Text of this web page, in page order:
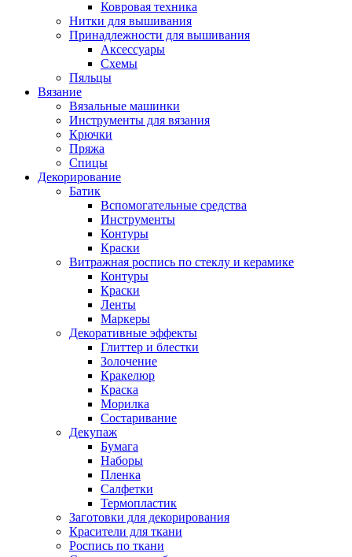
Ковровая техника
Нитки для вышивания
Принадлежности для вышивания
Аксессуары
Схемы
Пяльцы
Вязание
Вязальные машинки
Инструменты для вязания
Крючки
Пряжа
Спицы
Декорирование
Батик
Вспомогательные средства
Инструменты
Контуры
Краски
Витражная роспись по стеклу и керамике
Контуры
Краски
Ленты
Маркеры
Декоративные эффекты
Глиттер и блестки
Золочение
Кракелюр
Краска
Морилка
Состаривание
Декупаж
Бумага
Наборы
Пленка
Салфетки
Термопластик
Заготовки для декорирования
Красители для ткани
Роспись по ткани